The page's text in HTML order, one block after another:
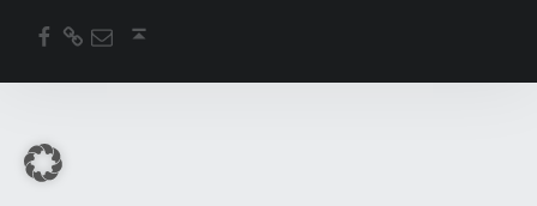
Facebook
AirBnBEmail